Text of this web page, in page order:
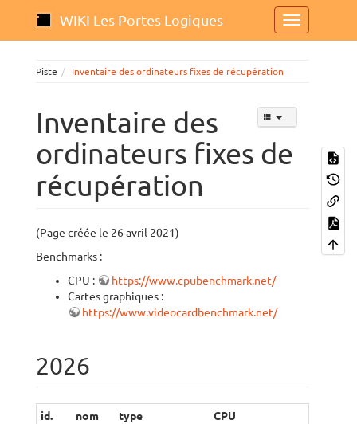
WIKI Les Portes Logiques
Piste Inventaire des ordinateurs fixes de récupération
Inventaire des
ordinateurs fixes de
récupération
(Page créée le 26 avril 2021)
Benchmarks :
CPU :
https://www.cpubenchmark.net/
Cartes graphiques :
https://www.videocardbenchmark.net/
2026
id. nom type
CPU